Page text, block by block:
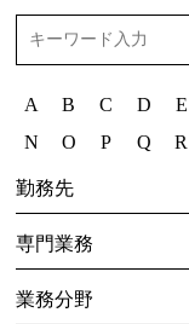
A B C D E
N
O P Q R
勤務先
専門業務
業務分野